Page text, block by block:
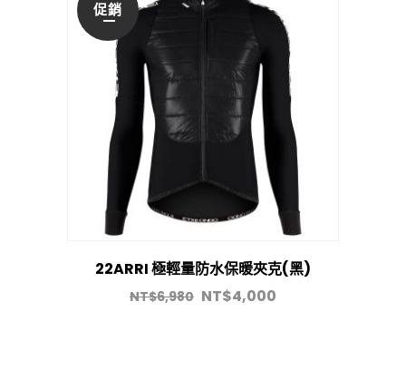
促銷
22ARRI 極輕量防水保暖夾克(黑)
NT$6,980 NT$4,000